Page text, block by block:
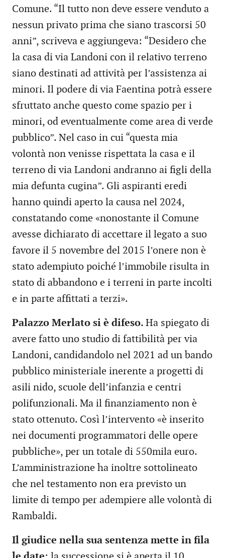
Comune. “Il tutto non deve essere venduto a
nessun privato prima che siano trascorsi 50
anni”, scriveva e aggiungeva: “Desidero che
la casa di via Landoni con il relativo terreno
siano destinati ad attività per l’assistenza ai
minori. Il podere di via Faentina potrà essere
sfruttato anche questo come spazio per i
minori, od eventualmente come area di verde
pubblico”. Nel caso in cui “questa mia
volontà non venisse rispettata la casa e il
terreno di via Landoni andranno ai figli della
mia defunta cugina”. Gli aspiranti eredi
hanno quindi aperto la causa nel 2024,
constatando come «nonostante il Comune
avesse dichiarato di accettare il legato a suo
favore il 5 novembre del 2015 l’onere non è
stato adempiuto poiché l’immobile risulta in
stato di abbandono e i terreni in parte incolti
e in parte affittati a terzi».
Palazzo Merlato si è difeso. Ha spiegato di
avere fatto uno studio di fattibilità per via
Landoni, candidandolo nel 2021 ad un bando
pubblico ministeriale inerente a progetti di
asili nido, scuole dell’infanzia e centri
polifunzionali. Ma il finanziamento non è
stato ottenuto. Così l’intervento «è inserito
nei documenti programmatori delle opere
pubbliche», per un totale di 550mila euro.
L’amministrazione ha inoltre sottolineato
che nel testamento non era previsto un
limite di tempo per adempiere alle volontà di
Rambaldi.
Il giudice nella sua sentenza mette in fila